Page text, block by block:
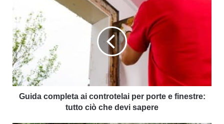
Guida completa ai controtelai per porte e finestre:
tutto ciò che devi sapere